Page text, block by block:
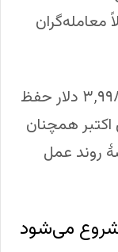
معامله‌گران
تا زمانی که سوینگ‌لو مهم طلا یعنی ۳٬۹۹۸ دلار حفظ
همچنان
روند عمل
شروع می‌شود